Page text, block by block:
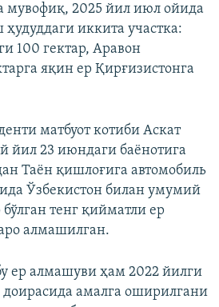
мувофиқ, 2025 йил июл ойида
иккита участка:
100 гектар, Аравон
яқин ер Қирғизистонга
матбуот котиби Аскат
йил 23 июндаги баёнотига
Таён қишлоғига автомобиль
Ўзбекистон билан умумий
тенг қийматли ер
алмашилган.
ер алмашуви ҳам 2022 йилги
амалга оширилгани